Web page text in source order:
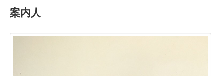
案内人